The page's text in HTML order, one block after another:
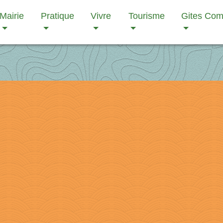
Mairie Pratique Vivre Tourisme Gites